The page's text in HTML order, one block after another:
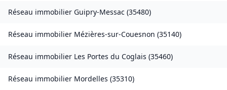
Réseau immobilier Guipry-Messac (35480)
Réseau immobilier Mézières-sur-Couesnon (35140)
Réseau immobilier Les Portes du Coglais (35460)
Réseau immobilier Mordelles (35310)